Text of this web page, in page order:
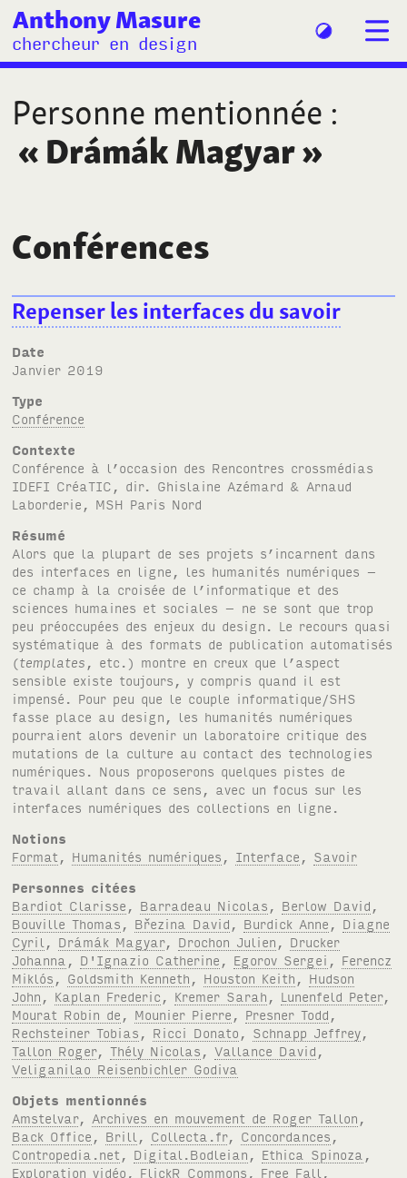
Anthony Masure
chercheur en design
Personne mentionnée :
« Drámák Magyar»
Conférences
Repenser les interfaces du savoir
Date
janvier 2019
Type
Conférence
Contexte
Conférence à l’occasion des Rencontres crossmédias
IDEFI CréaTIC , dir. Ghislaine Azémard & Arnaud
Laborderie, MSH Paris Nord
Résumé
Alors que la plupart de ses projets s’incarnent dans
des interfaces en ligne, les humanités numériques –
ce champ à la croisée de l’informatique et des
sciences humaines et sociales – ne se sont que trop
peu préoccupées des enjeux du design. Le recours quasi
systématique à des formats de publication automatisés
(templates , etc.) montre en creux que l’aspect
sensible existe toujours, y compris quand il est
impensé. Pour peu que le couple informatique/SHS
fasse place au design, les humanités numériques
pourraient alors devenir un laboratoire critique des
mutations de la culture au contact des technologies
numériques. Nous proposerons quelques pistes de
travail allant dans ce sens, avec un focus sur les
interfaces numériques des collections en ligne.
Notions
Format
Humanités numériques Interface
Savoir
Personnes citées
Bardiot Clarisse
Barradeau Nicolas Berlow David
Bouville Thomas
Březina David Burdick Anne
Diagne
Cyril
Drámák Magyar, Drochon Julien
Drucker
Johanna
D'Ignazio Catherine Egorov Sergei
Ferencz
Miklós
Goldsmith Kenneth Houston Keith
Hudson
John
Kaplan Frederic Kremer Sarah Lunenfeld Peter,
Mourat Robin de
Mounier Pierre Presner Todd
Rechsteiner Tobias
Ricci Donato Schnapp Jeffrey
Tallon Roger,Thély Nicolas ,Vallance David
Veliganilao Reisenbichler Godiva
Objets mentionnés
Amstelvar, Archives en mouvement de Roger Tallon
Back Office
Brill Collecta.fr, Concordances
Contropedia.net
Digital.Bodleian Ethica Spinoza
Exploration vidéo
FlickR Commons Free Fall